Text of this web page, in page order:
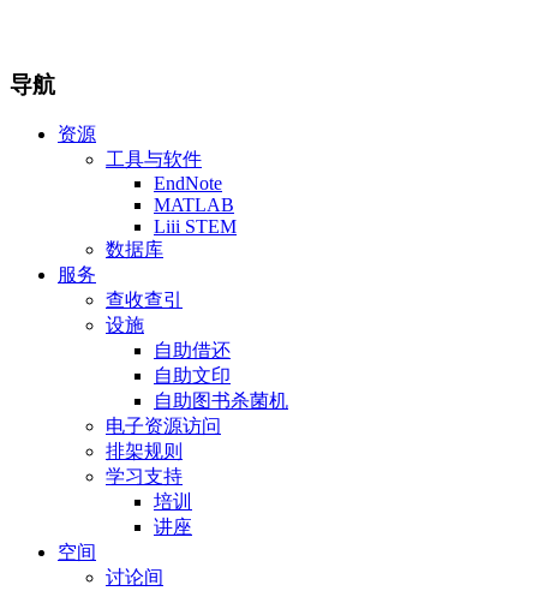
导航
资源
工具与软件
EndNote
MATLAB
Liii STEM
数据库
服务
查收查引
设施
自助借还
自助文印
自助图书杀菌机
电子资源访问
排架规则
学习支持
培训
讲座
空间
讨论间